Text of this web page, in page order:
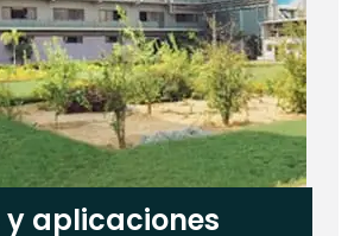
y aplicaciones